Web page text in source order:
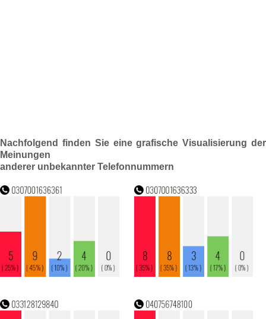
Nachfolgend finden Sie eine grafische Visualisierung der
Meinungen
anderer unbekannter Telefonnummern